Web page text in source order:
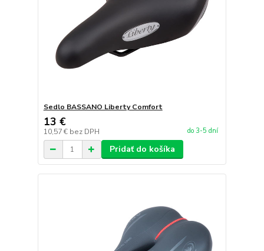
Sedlo BASSANO Liberty Comfort
13 €
10,57 € bez DPH do 3-5 dní
Pridať do košíka